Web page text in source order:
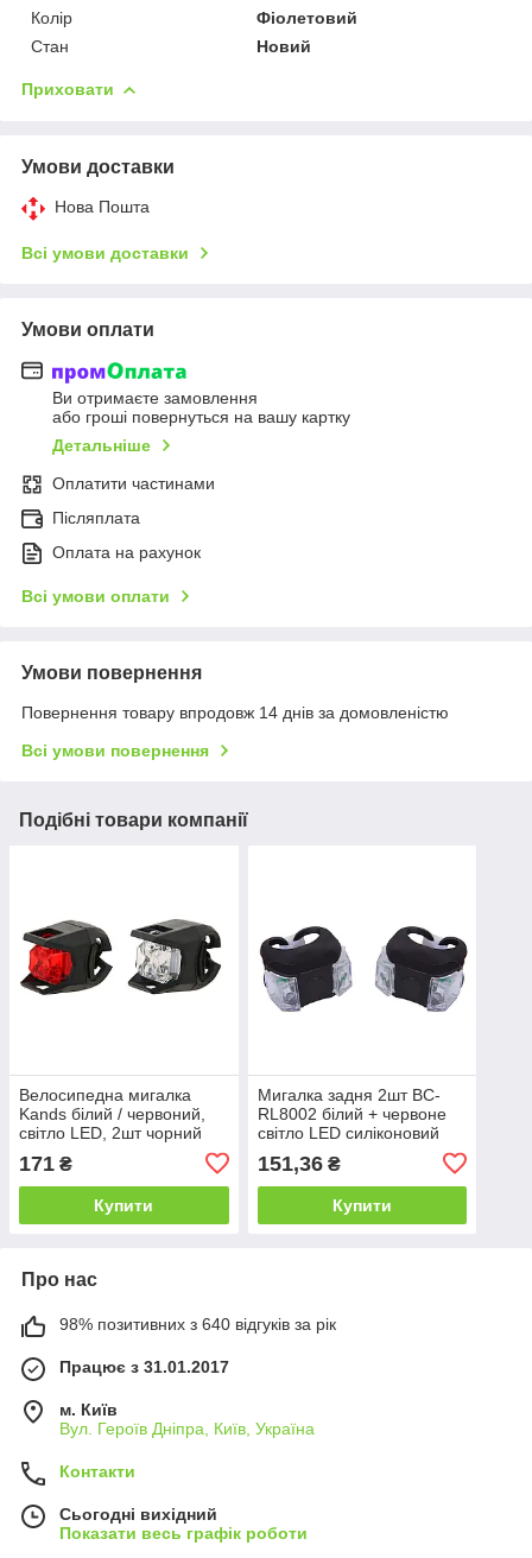
Колір
Фіолетовий
Стан
Новий
Приховати
Умови доставки
Нова Пошта
Всі умови доставки
Умови оплати
Ви отримаєте замовлення
або гроші повернуться на вашу картку
Детальніше
Оплатити частинами
Післяплата
Оплата на рахунок
Всі умови оплати
Умови повернення
Повернення товару впродовж 14 днів за домовленістю
Всі умови повернення
Подібні товари компанії
Велосипедна мигалка
Kands білий / червоний,
світло LED, 2шт чорний
171 ₴
Купити
Мигалка задня 2шт BC-
RL8002 білий + червоне
світло LED силіконовий
151,36₴
Купити
Про нас
98% позитивних з 640 відгуків за рік
Працює з 31.01.2017
м. Київ
Вул. Героїв Дніпра, Київ, Україна
Контакти
Сьогодні вихідний
Показати весь графік роботи